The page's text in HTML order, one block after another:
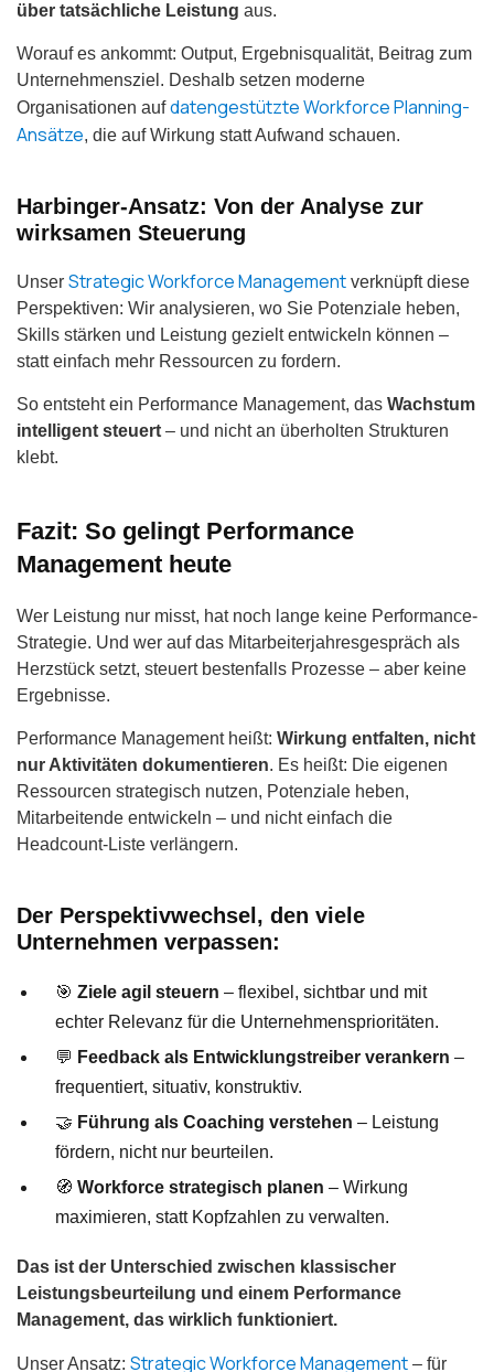
über tatsächliche Leistung aus.
Worauf es ankommt: Output, Ergebnisqualität, Beitrag zum
Unternehmensziel. Deshalb setzen moderne
Organisationen aufdatengestützte Workforce Planning-
Ansätze, die auf Wirkung statt Aufwand schauen.
Harbinger-Ansatz: Von der Analyse zur
wirksamen Steuerung
Unser Strategic Workforce Management verknüpft diese
Perspektiven: Wir analysieren, wo Sie Potenziale heben,
Skills stärken und Leistung gezielt entwickeln können –
statt einfach mehr Ressourcen zu fordern.
So entsteht ein Performance Management, das Wachstum
intelligent steuert – und nicht an überholten Strukturen
klebt.
Fazit: So gelingt Performance
Management heute
Wer Leistung nur misst, hat noch lange keine Performance-
Strategie. Und wer auf das Mitarbeiterjahresgespräch als
Herzstück setzt, steuert bestenfalls Prozesse – aber keine
Ergebnisse.
Performance Management heißt: Wirkung entfalten, nicht
nur Aktivitäten dokumentieren. Es heißt: Die eigenen
Ressourcen strategisch nutzen, Potenziale heben,
Mitarbeitende entwickeln – und nicht einfach die
Headcount-Liste verlängern.
Der Perspektivwechsel, den viele
Unternehmen verpassen:
🎯 Ziele agil steuern – flexibel, sichtbar und mit
echter Relevanz für die Unternehmensprioritäten.
💬 Feedback als Entwicklungstreiber verankern –
frequentiert, situativ, konstruktiv.
🤝 Führung als Coaching verstehen – Leistung
fördern, nicht nur beurteilen.
🧭 Workforce strategisch planen – Wirkung
maximieren, statt Kopfzahlen zu verwalten.
Das ist der Unterschied zwischen klassischer
Leistungsbeurteilung und einem Performance
Management, das wirklich funktioniert.
Unser Ansatz: Strategic Workforce Management – für